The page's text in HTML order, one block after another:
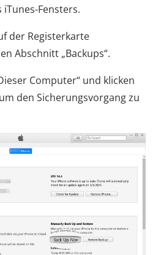
iTunes-Fensters.
der Registerkarte
Abschnitt „Backups“.
Computer“ und klicken
den Sicherungsvorgang zu